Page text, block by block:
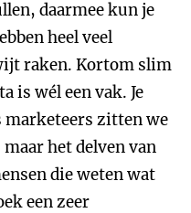
daarmee kun je
heel veel
raken. Kortom slim
is wél een vak. Je
zitten we
het delven van
die weten wat
een zeer